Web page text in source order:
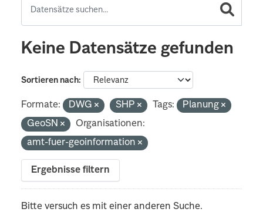
Keine Datensätze gefunden
Sortieren nach
Formate: DWG SHP Tags:
Planung
GeoSN
Organisationen:
amt-fuer-geoinformation
Ergebnisse filtern
Bitte versuch es mit einer anderen Suche.